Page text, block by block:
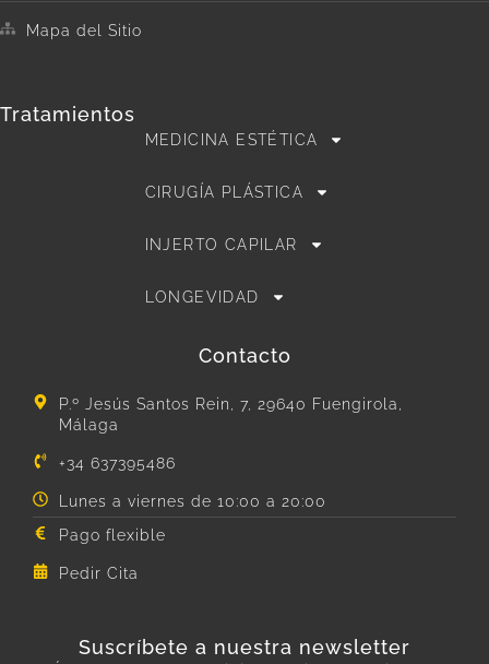
Mapa del Sitio
Tratamientos
MEDICINA ESTÉTICA
CIRUGÍA PLÁSTICA
INJERTO CAPILAR
LONGEVIDAD
Contacto
P.º Jesús Santos Rein, 7, 29640 Fuengirola,
Málaga
+34 637395486
Lunes a viernes de 10:00 a 20:00
Pago flexible
Pedir Cita
Suscríbete a nuestra newsletter